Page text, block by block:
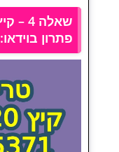
פתרון בוידאו: